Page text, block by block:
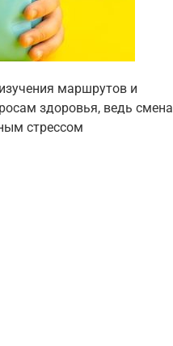
маршрутов и
здоровья, ведь смена
стрессом